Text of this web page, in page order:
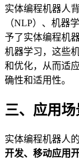
实体编程机器人
（NLP）、机器
予了实体编程机
机器学习，这些
和优化，从而适
确性和适用性。
三、应用场
实体编程机器人
开发、移动应用